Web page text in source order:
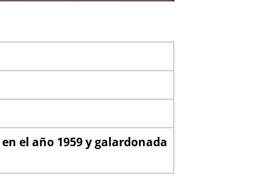
en el año 1959 y galardonada